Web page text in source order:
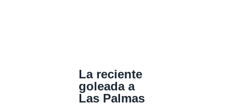
La reciente
goleada a
Las Palmas